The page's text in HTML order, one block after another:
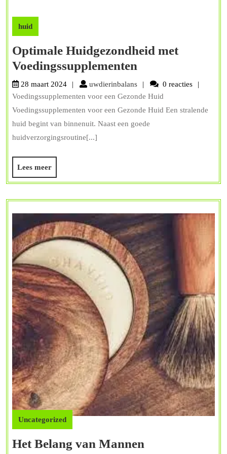
huid
Optimale Huidgezondheid met
Voedingssupplementen
Huidgezondheid
met
28 maart 2024 uwdierinbalansuwdierinbalans
0 reacties
Voedingssupplementen voor een Gezonde Huid
Voedingssupplementen voor een Gezonde Huid Een stralende
huid begint van binnenuit. Naast een goede
huidverzorgingsroutine[...]
Lees meerLees
meer
Uncategorized
Het Belang van Mannen